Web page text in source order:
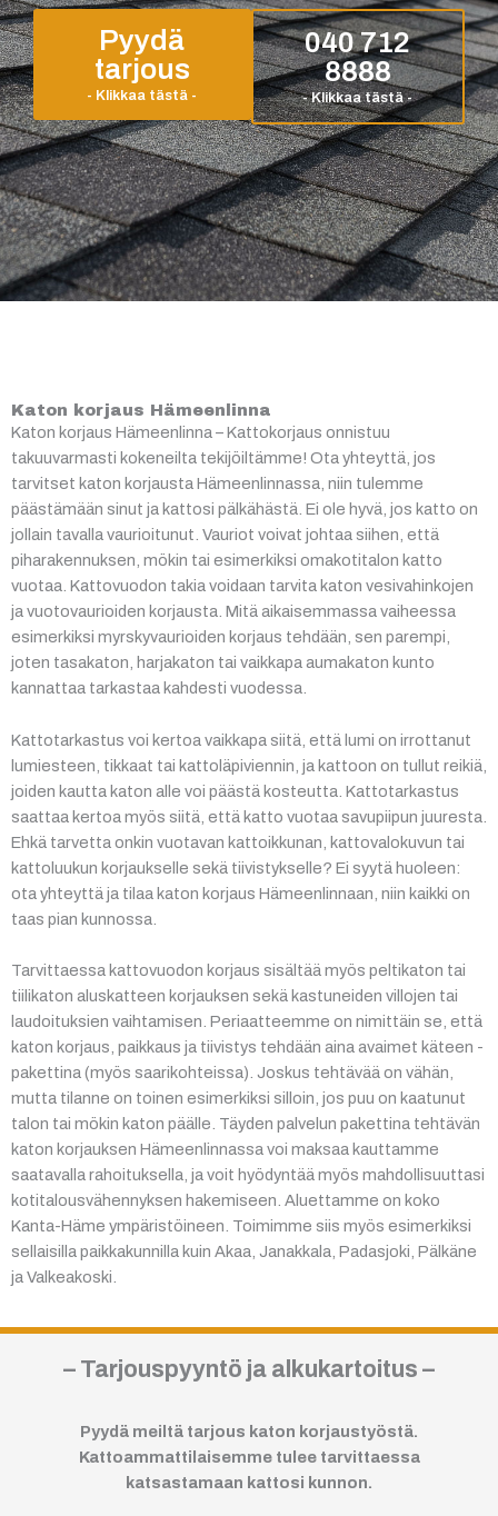
Pyydä
tarjous
040 712
8888
Katon korjaus Hämeenlinna
Katon korjaus Hämeenlinna – Kattokorjaus onnistuu
takuuvarmasti kokeneilta tekijöiltämme! Ota yhteyttä, jos
tarvitset katon korjausta Hämeenlinnassa, niin tulemme
päästämään sinut ja kattosi pälkähästä. Ei ole hyvä, jos katto on
jollain tavalla vaurioitunut. Vauriot voivat johtaa siihen, että
piharakennuksen, mökin tai esimerkiksi omakotitalon katto
vuotaa. Kattovuodon takia voidaan tarvita katon vesivahinkojen
ja vuotovaurioiden korjausta. Mitä aikaisemmassa vaiheessa
esimerkiksi myrskyvaurioiden korjaus tehdään, sen parempi,
joten tasakaton, harjakaton tai vaikkapa aumakaton kunto
kannattaa tarkastaa kahdesti vuodessa.
Kattotarkastus voi kertoa vaikkapa siitä, että lumi on irrottanut
lumiesteen, tikkaat tai kattoläpiviennin, ja kattoon on tullut reikiä,
joiden kautta katon alle voi päästä kosteutta. Kattotarkastus
saattaa kertoa myös siitä, että katto vuotaa savupiipun juuresta.
Ehkä tarvetta onkin vuotavan kattoikkunan, kattovalokuvun tai
kattoluukun korjaukselle sekä tiivistykselle? Ei syytä huoleen:
ota yhteyttä ja tilaa katon korjaus Hämeenlinnaan, niin kaikki on
taas pian kunnossa.
Tarvittaessa kattovuodon korjaus sisältää myös peltikaton tai
tiilikaton aluskatteen korjauksen sekä kastuneiden villojen tai
laudoituksien vaihtamisen. Periaatteemme on nimittäin se, että
katon korjaus, paikkaus ja tiivistys tehdään aina avaimet käteen -
pakettina (myös saarikohteissa). Joskus tehtävää on vähän,
mutta tilanne on toinen esimerkiksi silloin, jos puu on kaatunut
talon tai mökin katon päälle. Täyden palvelun pakettina tehtävän
katon korjauksen Hämeenlinnassa voi maksaa kauttamme
saatavalla rahoituksella, ja voit hyödyntää myös mahdollisuuttasi
kotitalousvähennyksen hakemiseen. Aluettamme on koko
Kanta-Häme ympäristöineen. Toimimme siis myös esimerkiksi
sellaisilla paikkakunnilla kuin Akaa, Janakkala, Padasjoki, Pälkäne
ja Valkeakoski.
– Tarjouspyyntö ja alkukartoitus –
Pyydä meiltä tarjous katon korjaustyöstä.
Kattoammattilaisemme tulee tarvittaessa
katsastamaan kattosi kunnon.